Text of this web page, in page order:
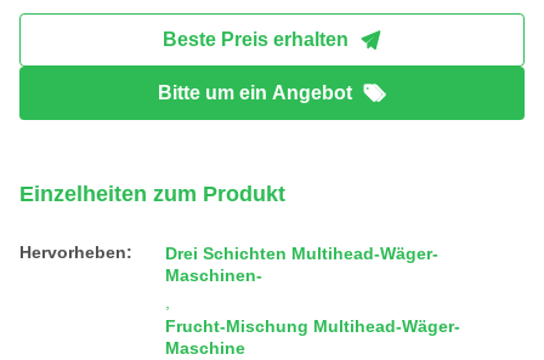
Beste Preis erhalten
Bitte um ein Angebot
Einzelheiten zum Produkt
Hervorheben:
Drei Schichten Multihead-Wäger-
Maschinen-
Frucht-Mischung Multihead-Wäger-
Maschine